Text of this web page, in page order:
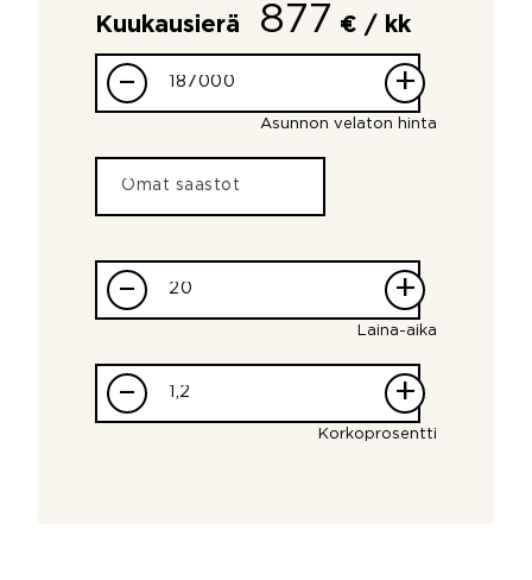
Kuukausierä 877 € / kk
– +
Asunnon velaton hinta
– +
Laina-aika
– +
Korkoprosentti